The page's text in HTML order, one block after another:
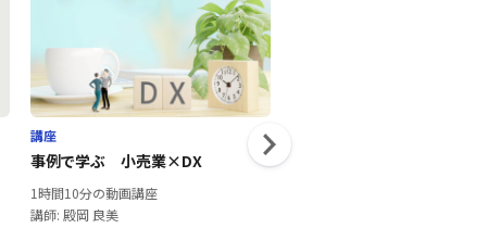
講座
事例で学ぶ 小売業×DX
1時間10分の動画講座
講師: 殿岡 良美